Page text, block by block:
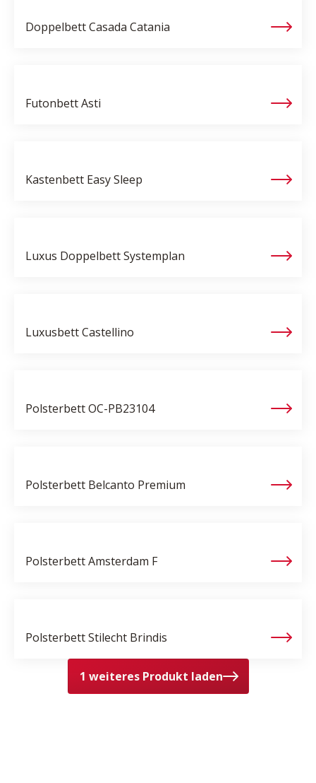
Doppelbett Casada Catania
FutonbettAsti
Kastenbett Easy Sleep
Luxus DoppelbettSystemplan
LuxusbettCastellino
PolsterbettOC-PB23104
Polsterbett Belcanto Premium
PolsterbettAmsterdam F
Polsterbett Stilecht Brindis
1 weiteres Produkt laden